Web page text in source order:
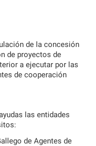
de la concesión
de proyectos de
a ejecutar por las
de cooperación
las entidades
de Agentes de